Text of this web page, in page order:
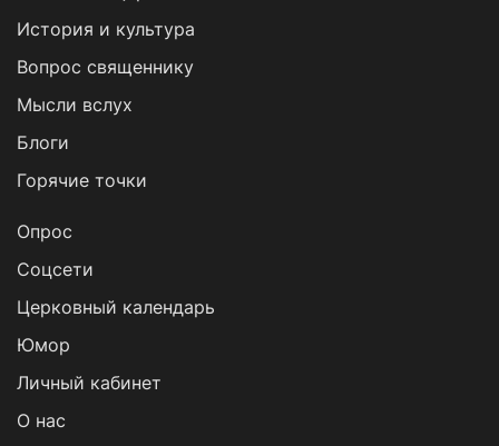
История и культура
Вопрос священнику
Мысли вслух
Блоги
Горячие точки
Опрос
Cоцсети
Церковный календарь
Юмор
Личный кабинет
О нас